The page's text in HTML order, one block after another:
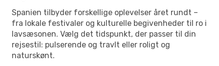
Spanien tilbyder forskellige oplevelser året rundt –
fra lokale festivaler og kulturelle begivenheder til ro i
lavsæsonen. Vælg det tidspunkt, der passer til din
rejsestil: pulserende og travlt eller roligt og
naturskønt.